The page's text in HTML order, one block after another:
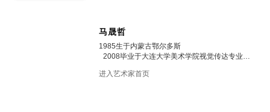
马晟哲
1985生于内蒙古鄂尔多斯
2008毕业于大连大学美术学院视觉传达专业获
现工作生活于北京
进入艺术家首页